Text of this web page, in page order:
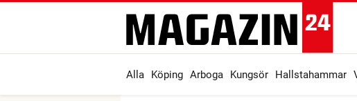
Alla Köping Arboga Kungsör Hallstahammar